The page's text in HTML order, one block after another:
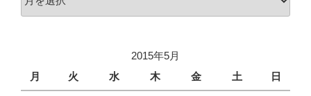
2015年5月
月
火 水 木 金 土 日